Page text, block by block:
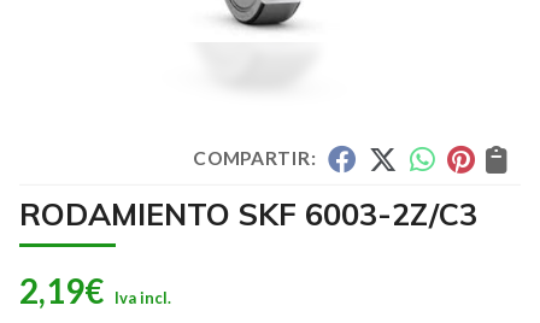
COMPARTIR:
RODAMIENTO SKF 6003-2Z/C3
2,19€